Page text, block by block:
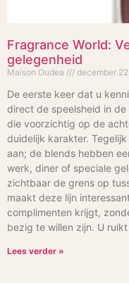
Fragrance World:
gelegenheid
Maison Oudea december
De eerste keer dat u
direct de speelsheid in
die voorzichtig op de
duidelijk karakter.
aan; de blends hebben
werk, diner of speciale
zichtbaar de grens op
maakt deze lijn
complimenten krijgt,
bezig te willen zijn. U
Lees verder »